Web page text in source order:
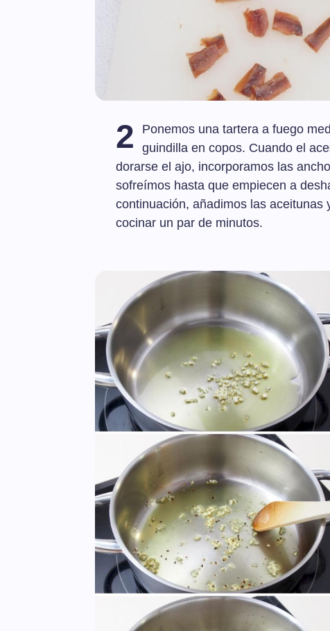
2
Ponemos una tartera a fuego
guindilla en copos. Cuando el
dorarse el ajo, incorporamos las
sofreímos hasta que empiecen a
continuación, añadimos las
cocinar un par de minutos.